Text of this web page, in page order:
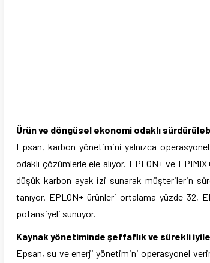
Ürün ve döngüsel ekonomi odaklı
Epsan, karbon yönetimini yalnızca
odaklı çözümlerle ele alıyor. EPLON+ ve
düşük karbon ayak izi sunarak müşterilerin
tanıyor. EPLON+ ürünleri ortalama yüzde 32,
potansiyeli sunuyor.
Kaynak yönetiminde şeffaflık ve sürekli
Epsan, su ve enerji yönetimini operasyonel